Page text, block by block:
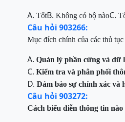
A. TốtB. Không có bộ nàoC.
Câu hỏi 903266:
Mục đích chính của các thủ
A. Quản lý phần cứng và dữ
C. Kiểm tra và phân phối
D. Đảm bảo sự chính xác và
Câu hỏi 903272:
Cách biểu diễn thông tin